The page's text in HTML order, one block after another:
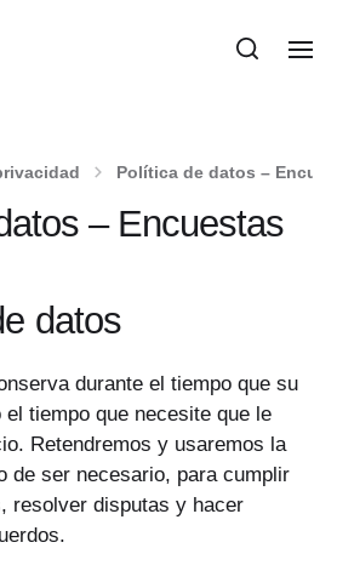
Política de datos –
– Encuestas
datos
durante el tiempo que su
tiempo que necesite que le
Retendremos y usaremos la
de ser necesario, para cumplir
resolver disputas y hacer